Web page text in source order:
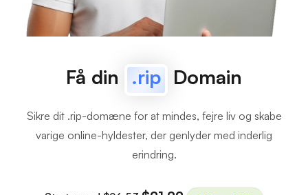
Få din .rip Domain
Sikre dit .rip-domæne for at mindes, fejre liv og skabe
varige online-hyldester, der genlyder med inderlig
erindring.